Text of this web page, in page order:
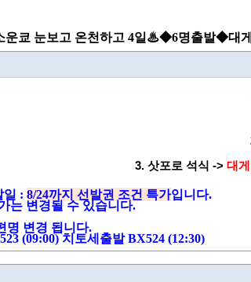
쿄 눈보고 온천하고 4일♨◆6명출발◆대
3. 삿포로 석식 -> 대
일 : 8/24까지 선발권 조건 특가입니다.
는 변경될 수 있습니다.
명 변경 됩니다.
(09:00) 치토세출발 BX524 (12:30)